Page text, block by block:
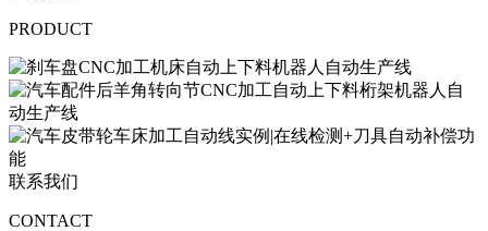
PRODUCT
联系我们
CONTACT